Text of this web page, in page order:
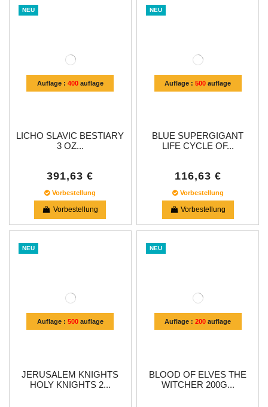
Auflage : 400auflage
NEU
LICHO SLAVIC BESTIARY
3 OZ...
391,63 €
Vorbestellung
Vorbestellung
Auflage :500 auflage
NEU
BLUE SUPERGIGANT
LIFE CYCLE OF...
116,63 €
Vorbestellung
Vorbestellung
Auflage : 500auflage
NEU
JERUSALEM KNIGHTS
HOLY KNIGHTS 2...
Auflage :200 auflage
NEU
BLOOD OF ELVES THE
WITCHER 200G...